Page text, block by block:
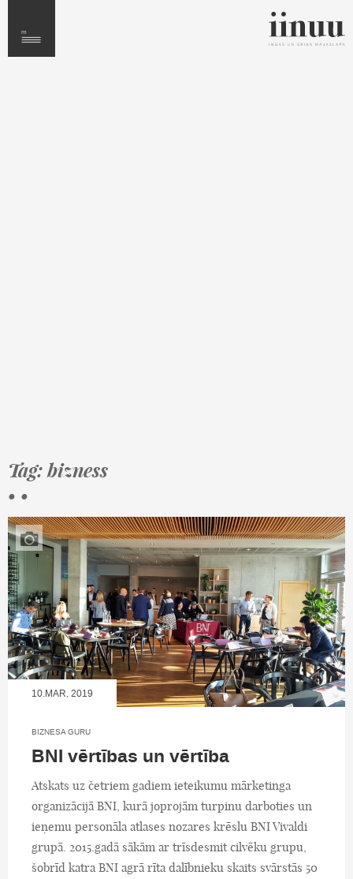
Tag: bizness
• •
10.MAR, 2019
BIZNESA GURU
BNI vērtības un vērtība
Atskats uz četriem gadiem ieteikumu mārketinga
organizācijā BNI, kurā joprojām turpinu darboties un
ieņemu personāla atlases nozares krēslu BNI Vivaldi
grupā. 2015.gadā sākām ar trīsdesmit cilvēku grupu,
šobrīd katra BNI agrā rīta dalībnieku skaits svārstās 50